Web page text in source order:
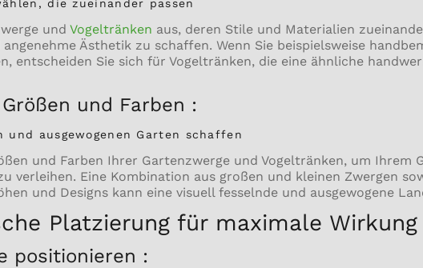
die zueinander passen
und Vogeltränken aus, deren Stile und Materialien
Ästhetik zu schaffen. Wenn Sie beispielsweise
entscheiden Sie sich für Vogeltränken, die eine ähnliche
und Farben :
und ausgewogenen Garten schaffen
und Farben Ihrer Gartenzwerge und Vogeltränken, um Ihrem
verleihen. Eine Kombination aus großen und kleinen Zwergen
und Designs kann eine visuell fesselnde und ausgewogene
Platzierung für maximale Wirkung
positionieren :